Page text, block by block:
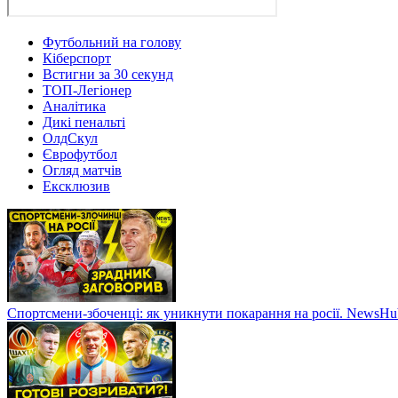
Футбольний на голову
Кіберспорт
Встигни за 30 секунд
ТОП-Легіонер
Аналітика
Дикі пенальті
ОлдСкул
Єврофутбол
Огляд матчів
Ексклюзив
Спортсмени-збоченці: як уникнути покарання на росії.